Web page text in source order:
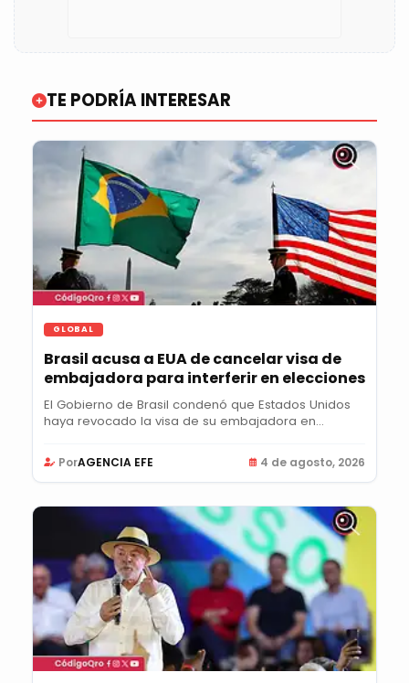
TE PODRÍA INTERESAR
GLOBAL
Brasil acusa a EUA de cancelar visa de
embajadora para interferir en elecciones
El Gobierno de Brasil condenó que Estados Unidos
haya revocado la visa de su embajadora en...
PorAGENCIA EFE 4 de agosto, 2026